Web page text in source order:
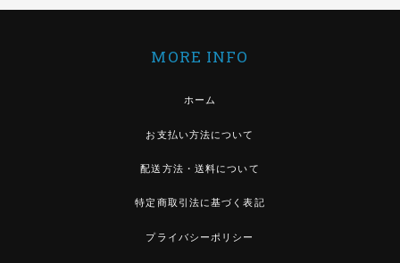
MORE INFO
ホーム
お支払い方法について
配送方法・送料について
特定商取引法に基づく表記
プライバシーポリシー